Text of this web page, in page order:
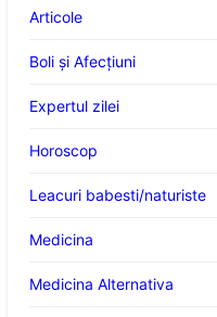
Articole
Boli și Afecțiuni
Expertul zilei
Horoscop
Leacuri babesti/naturiste
Medicina
Medicina Alternativa